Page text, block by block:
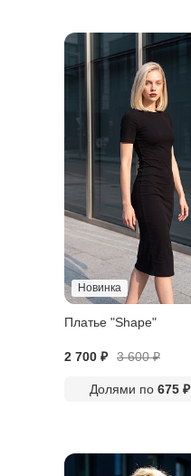
Новинка
Платье "Shape"
2 700 ₽ 3 600₽
Долями по 675 ₽